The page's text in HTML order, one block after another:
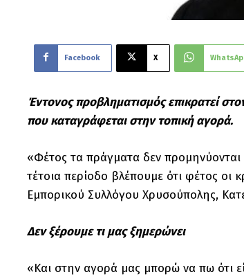
Facebook X
Έντονος προβληματισμός επικρατεί
που καταγράφεται στην τοπική αγορά.
«Φέτος τα πράγματα δεν
τέτοια περίοδο βλέπουμε ότι φέτος οι
Εμπορικού Συλλόγου Χρυσούπολης,
Δεν ξέρουμε τι μας ξημερώνει
«Και στην αγορά μας μπορώ να πω ότι